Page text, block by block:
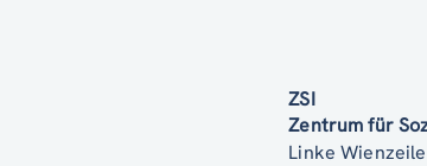
ZSI
Zentrum für
Linke